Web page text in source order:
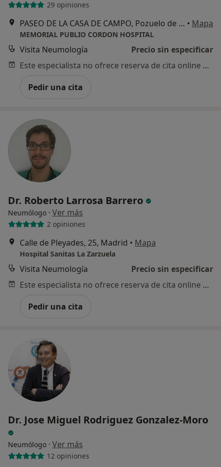
29 opiniones
PASEO DE LA CASA DE CAMPO, Pozuelo de Alarcón • Mapa
MEMORIAL PUBLIO CORDON HOSPITAL
Visita Neumología
Precio sin especificar
Este especialista no ofrece reserva de cita online en esta dirección.
Pedir una cita
Dr. Roberto Larrosa Barrero
Neumólogo · Ver más
2 opiniones
Calle de Pleyades, 25, Madrid • Mapa
Hospital Sanitas La Zarzuela
Visita Neumología
Precio sin especificar
Este especialista no ofrece reserva de cita online en esta dirección.
Pedir una cita
Dr. Jose Miguel Rodriguez Gonzalez-Moro
Neumólogo · Ver más
12 opiniones